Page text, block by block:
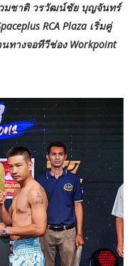
มชาติ วรวัฒน์ชัย บุญจันทร์
RCA Plaza เริ่มคู่
ทางจอทีวีช่อง Workpoint